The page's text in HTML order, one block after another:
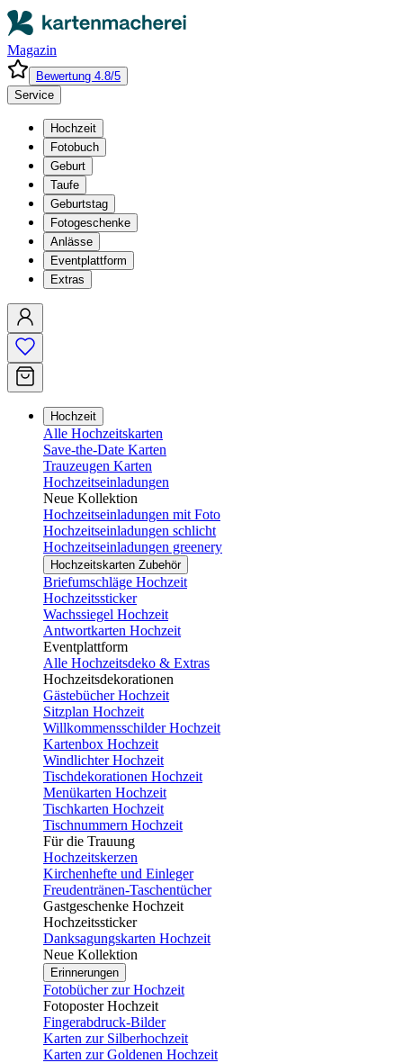
Magazin
Bewertung 4.8/5
Service
Hochzeit
Fotobuch
Geburt
Taufe
Geburtstag
Fotogeschenke
Anlässe
Eventplattform
Extras
Hochzeit
Alle Hochzeitskarten
Save-the-Date Karten
Trauzeugen Karten
Hochzeitseinladungen
Neue Kollektion
Hochzeitseinladungen mit Foto
Hochzeitseinladungen schlicht
Hochzeitseinladungen greenery
Hochzeitskarten Zubehör
Briefumschläge Hochzeit
Hochzeitssticker
Wachssiegel Hochzeit
Antwortkarten Hochzeit
Eventplattform
Alle Hochzeitsdeko & Extras
Hochzeitsdekorationen
Gästebücher Hochzeit
Sitzplan Hochzeit
Willkommensschilder Hochzeit
Kartenbox Hochzeit
Windlichter Hochzeit
Tischdekorationen Hochzeit
Menükarten Hochzeit
Tischkarten Hochzeit
Tischnummern Hochzeit
Für die Trauung
Hochzeitskerzen
Kirchenhefte und Einleger
Freudentränen-Taschentücher
Gastgeschenke Hochzeit
Hochzeitssticker
Danksagungskarten Hochzeit
Neue Kollektion
Erinnerungen
Fotobücher zur Hochzeit
Fotoposter Hochzeit
Fingerabdruck-Bilder
Karten zur Silberhochzeit
Karten zur Goldenen Hochzeit